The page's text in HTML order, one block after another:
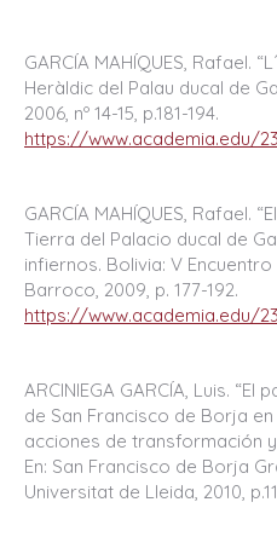
GARCÍA MAHÍQUES, Rafael.
Heràldic del Palau ducal de
2006, nº 14-15, p.181-194.
https://www.academia.edu/
GARCÍA MAHÍQUES, Rafael.
Tierra del Palacio ducal de
infiernos. Bolivia: V
Barroco, 2009, p. 177-192.
https://www.academia.edu/
ARCINIEGA GARCÍA, Luis.
de San Francisco de Borja
acciones de transformación
En: San Francisco de Borja
Universitat de Lleida, 2010,